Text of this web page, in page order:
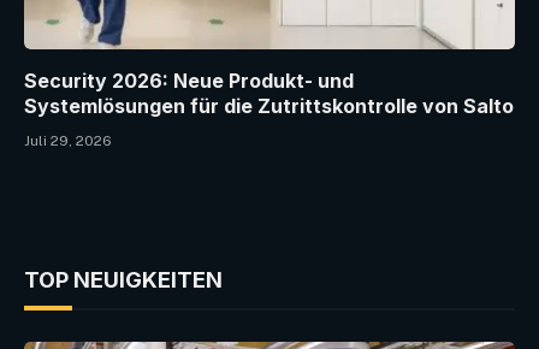
Security 2026: Neue Produkt- und
Systemlösungen für die Zutrittskontrolle von Salto
Juli 29, 2026
TOP NEUIGKEITEN